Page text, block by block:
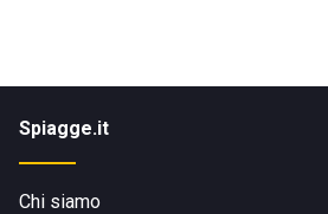
Spiagge.it
Chi siamo